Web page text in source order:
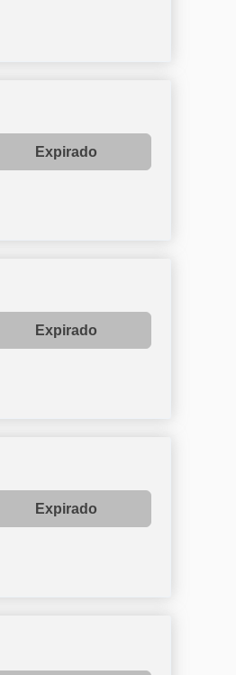
Expirado
Expirado
Expirado